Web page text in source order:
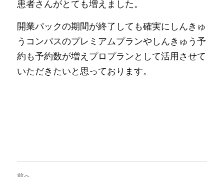
患者さんがとても増えました。
開業パックの期間が終了しても確実にしんきゅ
うコンパスのプレミアムプランやしんきゅう予
約も予約数が増えプロプランとして活用させて
いただきたいと思っております。